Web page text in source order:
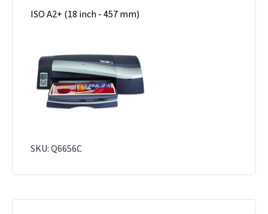
ISO A2+ (18 inch - 457 mm)
SKU: Q6656C